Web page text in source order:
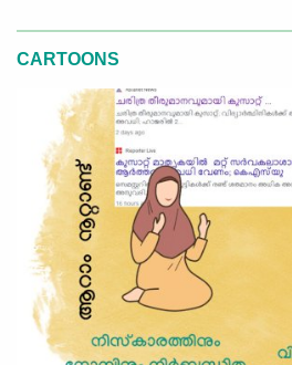
CARTOONS